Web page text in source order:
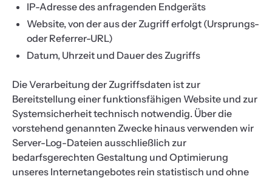
IP-Adresse des anfragenden Endgeräts
Website, von der aus der Zugriff erfolgt (Ursprungs-
oder Referrer-URL)
Datum, Uhrzeit und Dauer des Zugriffs
Die Verarbeitung der Zugriffsdaten ist zur
Bereitstellung einer funktionsfähigen Website und zur
Systemsicherheit technisch notwendig. Über die
vorstehend genannten Zwecke hinaus verwenden wir
Server-Log-Dateien ausschließlich zur
bedarfsgerechten Gestaltung und Optimierung
unseres Internetangebotes rein statistisch und ohne